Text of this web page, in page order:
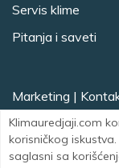
Klimauredjaji.com
korisničkog
saglasni sa
Servis klime
Pitanja i saveti
Marketing |